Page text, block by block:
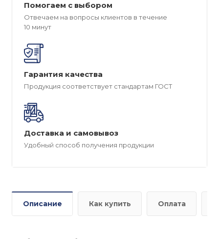
Помогаем с выбором
Отвечаем на вопросы клиентов в течение
10 минут
Гарантия качества
Продукция соответствует стандартам ГОСТ
Доставка и самовывоз
Удобный способ получения продукции
Описание Как купить Оплата